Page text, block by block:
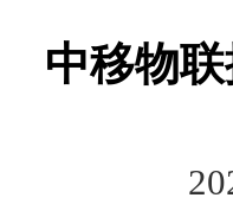
中移物